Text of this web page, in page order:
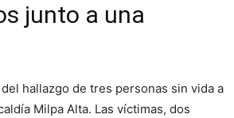
junto a una
hallazgo de tres personas sin vida a
Milpa Alta. Las víctimas, dos